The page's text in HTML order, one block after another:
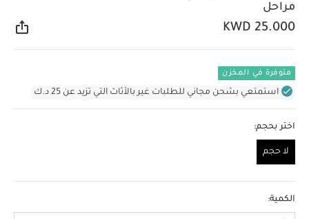
مراحل
KWD 25.000
متوفرة في المخزن
استمتعي بشحن مجاني للطلبات غير بالأثاث التي تزيد عن 25 د.ك
اختر بحجم:
لا حجم
الكمية: